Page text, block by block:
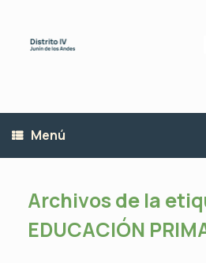
contenido
Menú
Archivos de la
EDUCACIÓN